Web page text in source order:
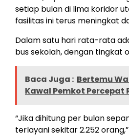
setiap bulan di lima koridor
fasilitas ini terus meningkat
Dalam satu hari rata-rata
bus sekolah, dengan tingkat
Baca Juga : Bertemu
Kawal Pemkot Percepat
“Jika dihitung per bulan
terlayani sekitar 2.252